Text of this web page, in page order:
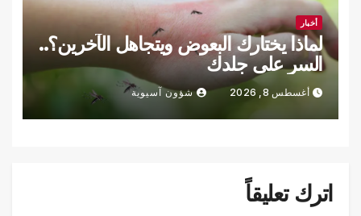
أخبار
لماذا يختارك البعوض ويتجاهل الآخرين؟..
السر على جلدك
أغسطس 8, 2026 شؤون آسيوية
اترك تعليقاً